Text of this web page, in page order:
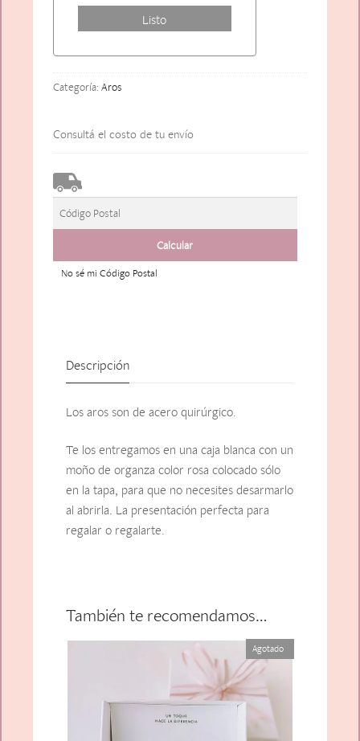
Categoría: Aros
Consultá el costo de tu envío
No sé mi Código Postal
Descripción
Los aros son de acero quirúrgico.
Te los entregamos en una caja blanca con un
moño de organza color rosa colocado sólo
en la tapa, para que no necesites desarmarlo
al abrirla. La presentación perfecta para
regalar o regalarte.
También te recomendamos…
Agotado